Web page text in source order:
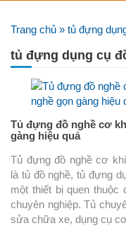
Trang chủ » tủ đựng
tủ đựng dụng cụ
Tủ đựng đồ nghề cơ
gàng hiệu quả
Tủ đựng đồ nghề cơ
là tủ đồ nghề, tủ đựng
một thiết bị quen
chuyên nghiệp. Tủ
sửa chữa xe, dụng cụ